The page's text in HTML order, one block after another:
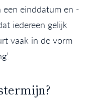
een einddatum en -
iedereen gelijk
vaak in de vorm